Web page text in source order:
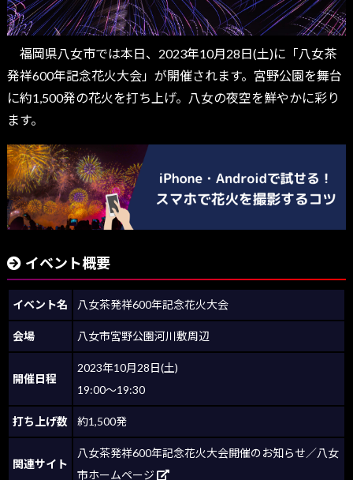
福岡県八女市では本日、2023年10月28日(土)に「八女茶
発祥600年記念花火大会」が開催されます。宮野公園を舞台
に約1,500発の花火を打ち上げ。八女の夜空を鮮やかに彩り
ます。
イベント概要
イベント名 八女茶発祥600年記念花火大会
会場 八女市宮野公園河川敷周辺
開催日程
2023年10月28日(土)
19:00～19:30
打ち上げ数 約1,500発
関連サイト
八女茶発祥600年記念花火大会開催のお知らせ／八女
市ホームページ